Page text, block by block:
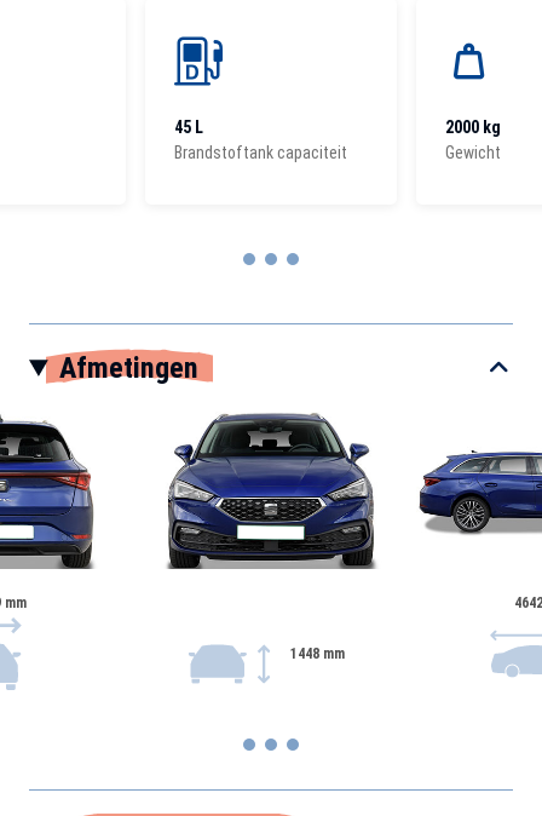
45 L
Brandstoftank capaciteit
2000 kg
Gewicht
Afmetingen
mm
1448 mm